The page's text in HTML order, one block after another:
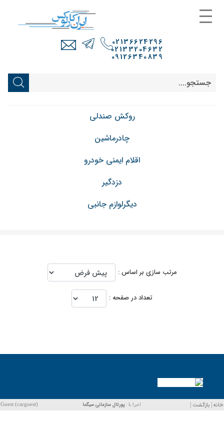
روکش صندلی
چادرماشین
اقلام ایمنی خودرو
دزدگیر
دیگرلوازم جانبی
02136624296
02133204632
09126340839
مرتب سازی بر اساس :
تعداد در صفحه :
خانه بازگشت اجرا با : پورتال سازمانی سیگما Guest (carguest)